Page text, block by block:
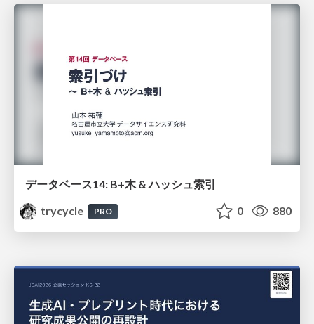
データベース14: B+木 & ハッシュ索引
trycycle
PRO 0 880